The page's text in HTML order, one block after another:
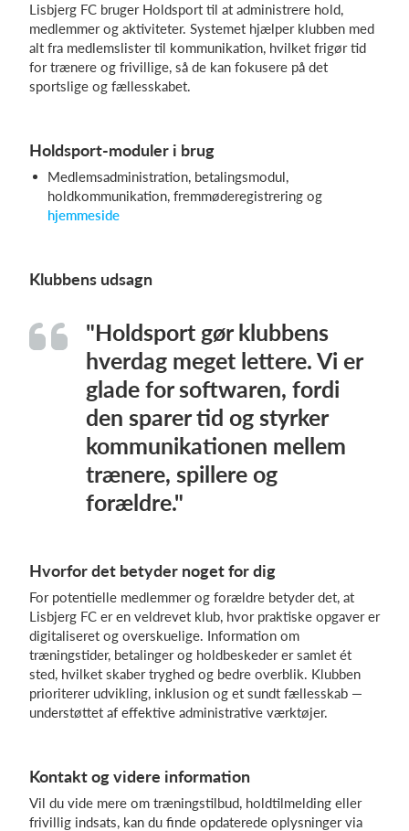
Lisbjerg FC bruger Holdsport til at administrere hold,
medlemmer og aktiviteter. Systemet hjælper klubben med
alt fra medlemslister til kommunikation, hvilket frigør tid
for trænere og frivillige, så de kan fokusere på det
sportslige og fællesskabet.
Holdsport-moduler i brug
Medlemsadministration, betalingsmodul,
holdkommunikation, fremmøderegistrering og
hjemmeside
Klubbens udsagn
"Holdsport gør klubbens
hverdag meget lettere. Vi er
glade for softwaren, fordi
den sparer tid og styrker
kommunikationen mellem
trænere, spillere og
forældre."
Hvorfor det betyder noget for dig
For potentielle medlemmer og forældre betyder det, at
Lisbjerg FC er en veldrevet klub, hvor praktiske opgaver er
digitaliseret og overskuelige. Information om
træningstider, betalinger og holdbeskeder er samlet ét
sted, hvilket skaber tryghed og bedre overblik. Klubben
prioriterer udvikling, inklusion og et sundt fællesskab —
understøttet af effektive administrative værktøjer.
Kontakt og videre information
Vil du vide mere om træningstilbud, holdtilmelding eller
frivillig indsats, kan du finde opdaterede oplysninger via